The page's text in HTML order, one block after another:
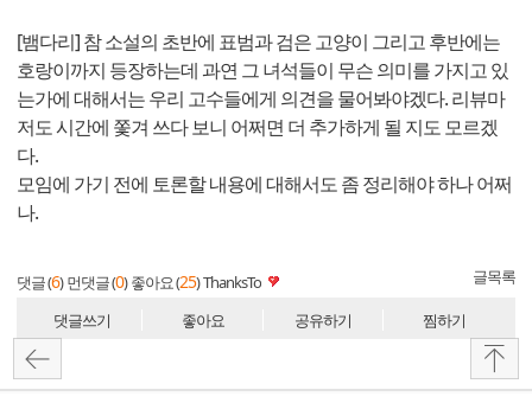
[뱀다리] 참 소설의 초반에 표범과 검은 고양이 그리고 후반에는
호랑이까지 등장하는데 과연 그 녀석들이 무슨 의미를 가지고 있
는가에 대해서는 우리 고수들에게 의견을 물어봐야겠다. 리뷰마
저도 시간에 쫓겨 쓰다 보니 어쩌면 더 추가하게 될 지도 모르겠
다.
모임에 가기 전에 토론할 내용에 대해서도 좀 정리해야 하나 어쩌
나.
댓글 (6) 먼댓글 (0) 좋아요 (25)ThanksTo 글목록
댓글쓰기 좋아요 공유하기 찜하기